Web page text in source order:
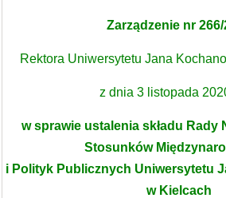
Zarządzenie nr 266/
Rektora Uniwersytetu Jana
z dnia 3 listopada
w sprawie ustalenia składu Rady
Stosunków
i Polityk Publicznych Uniwersytetu
w Kielcach